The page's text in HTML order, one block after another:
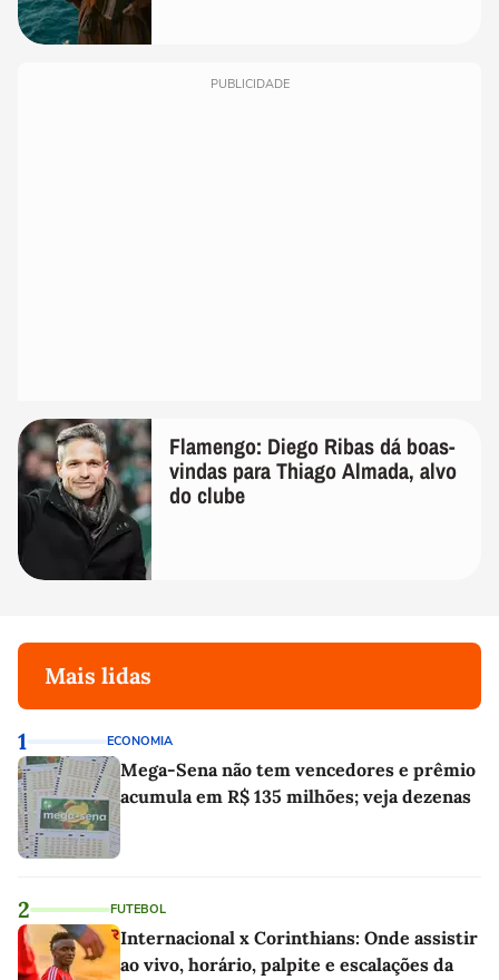
PUBLICIDADE
Flamengo: Diego Ribas dá boas-
vindas para Thiago Almada, alvo
do clube
Mais lidas
1 ECONOMIA
Mega-Sena não tem vencedores e prêmio
acumula em R$ 135 milhões; veja dezenas
2 FUTEBOL
Internacional x Corinthians: Onde assistir
ao vivo, horário, palpite e escalações da